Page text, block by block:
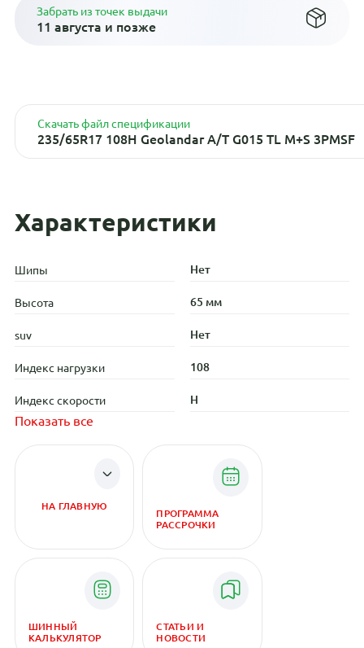
Забрать из точек выдачи
11 августа и позже
Скачать файл спецификации
235/65R17 108H Geolandar A/T G015 TL M+S 3PMSF
Характеристики
Шипы Нет
Высота 65 мм
suv Нет
Индекс нагрузки 108
Индекс скорости H
Показать все
НА ГЛАВНУЮ
ПРОГРАММА
РАССРОЧКИ
ШИННЫЙ
КАЛЬКУЛЯТОР
СТАТЬИ И
НОВОСТИ